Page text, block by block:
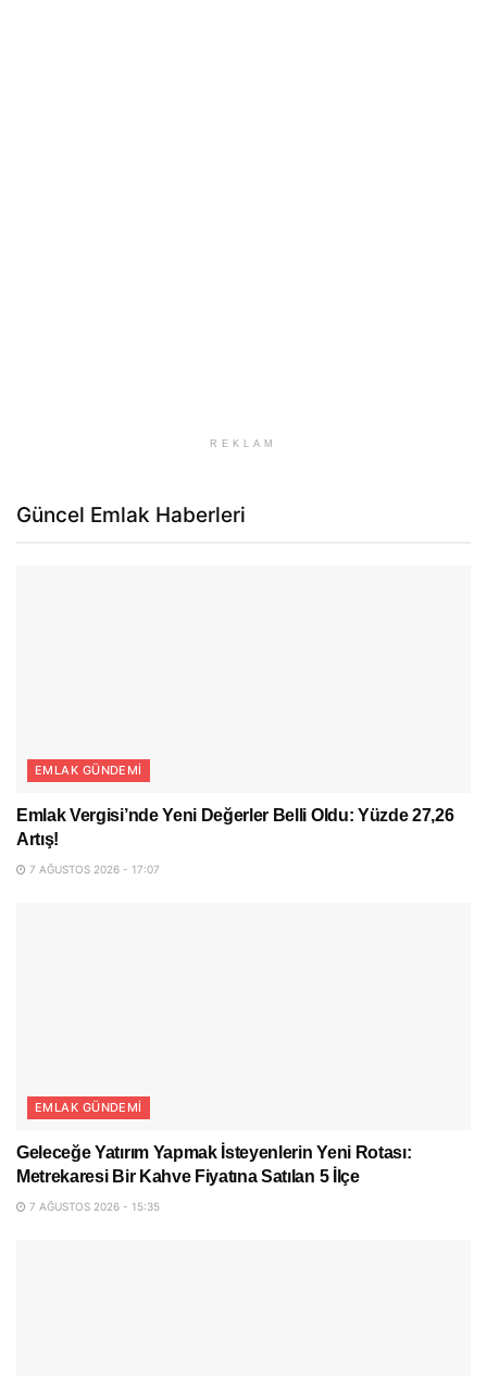
REKLAM
Güncel Emlak Haberleri
EMLAK GÜNDEMI
Emlak Vergisi’nde Yeni Değerler Belli Oldu: Yüzde 27,26
Artış!
7 AĞUSTOS 2026 - 17:07
EMLAK GÜNDEMI
Geleceğe Yatırım Yapmak İsteyenlerin Yeni Rotası:
Metrekaresi Bir Kahve Fiyatına Satılan 5 İlçe
7 AĞUSTOS 2026 - 15:35